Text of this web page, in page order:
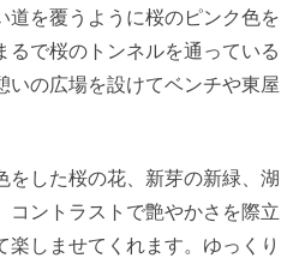
道を覆うように桜のピンク色を
るで桜のトンネルを通っている
いの広場を設けてベンチや東屋
をした桜の花、新芽の新緑、湖
コントラストで艶やかさを際立
楽しませてくれます。ゆっくり